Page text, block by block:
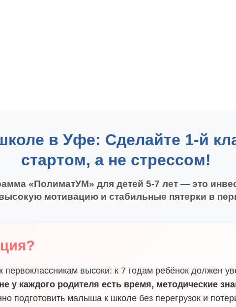
в Уфе: Сделайте 1-й
стартом, а не стрессом!
«ПолиматУМ» для детей 5-7 лет — это
мотивацию и стабильные пятерки в
высоки: к 7 годам ребёнок должен
не у каждого родителя есть время, методические
подготовить малыша к школе без перегрузок и